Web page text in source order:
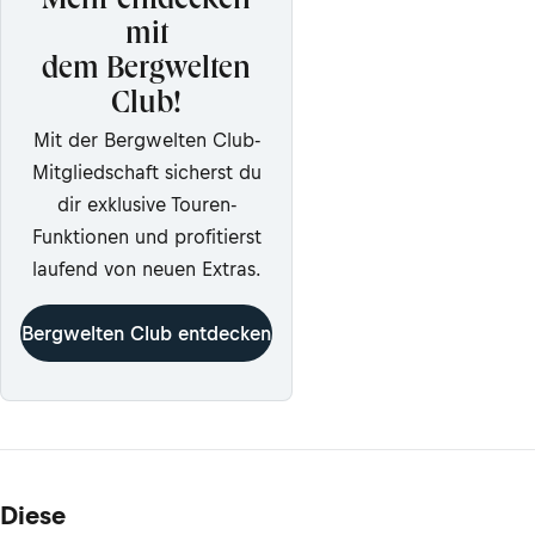
mit
dem Bergwelten
Club!
Mit der Bergwelten Club-
Mitgliedschaft sicherst du
dir exklusive Touren-
Funktionen und profitierst
laufend von neuen Extras.
Bergwelten Club entdecken
Diese